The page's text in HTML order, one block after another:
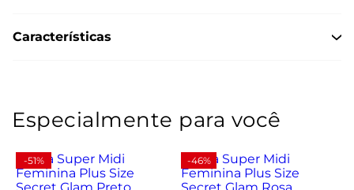
Características
Especialmente para você
-51% -46%